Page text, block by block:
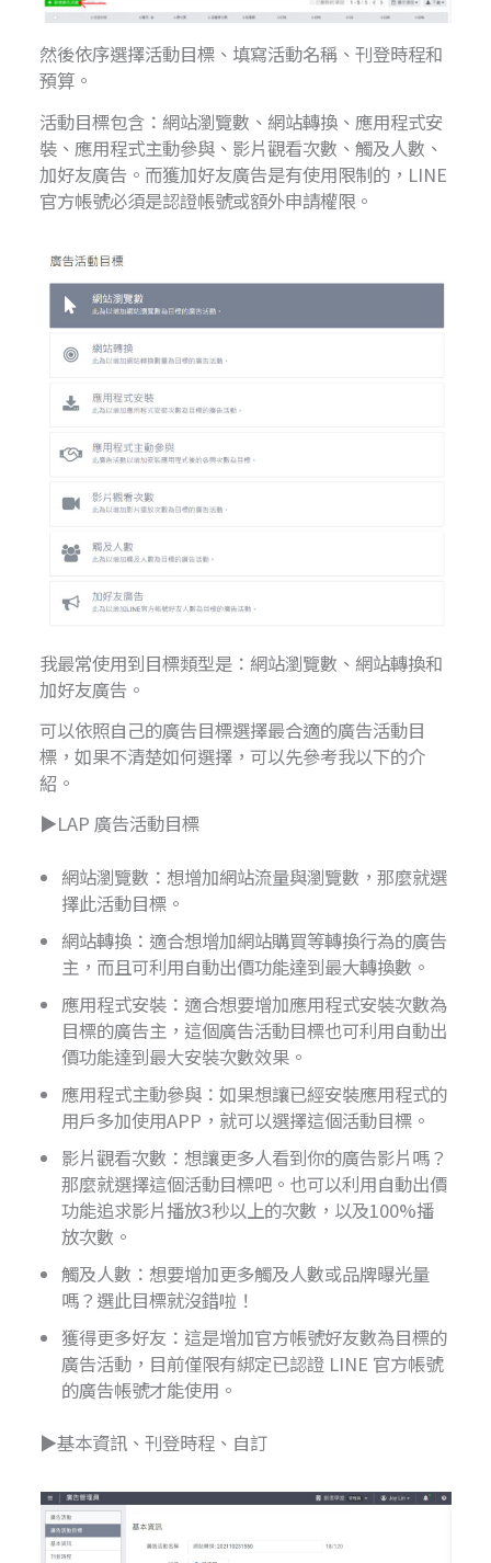
然後依序選擇活動目標、填寫活動名稱、刊登時程和
預算。
活動目標包含：網站瀏覽數、網站轉換、應用程式安
裝、應用程式主動參與、影片觀看次數、觸及人數、
加好友廣告。而獲加好友廣告是有使用限制的，LINE
官方帳號必須是認證帳號或額外申請權限。
我最常使用到目標類型是：網站瀏覽數、網站轉換和
加好友廣告。
可以依照自己的廣告目標選擇最合適的廣告活動目
標，如果不清楚如何選擇，可以先參考我以下的介
紹。
▶LAP 廣告活動目標
網站瀏覽數：想增加網站流量與瀏覽數，那麼就選
擇此活動目標。
網站轉換：適合想增加網站購買等轉換行為的廣告
主，而且可利用自動出價功能達到最大轉換數。
應用程式安裝：適合想要增加應用程式安裝次數為
目標的廣告主，這個廣告活動目標也可利用自動出
價功能達到最大安裝次數效果。
應用程式主動參與：如果想讓已經安裝應用程式的
用戶多加使用APP，就可以選擇這個活動目標。
影片觀看次數：想讓更多人看到你的廣告影片嗎？
那麼就選擇這個活動目標吧。也可以利用自動出價
功能追求影片播放3秒以上的次數，以及100%播
放次數。
觸及人數：想要增加更多觸及人數或品牌曝光量
嗎？選此目標就沒錯啦！
獲得更多好友：這是增加官方帳號好友數為目標的
廣告活動，目前僅限有綁定已認證 LINE 官方帳號
的廣告帳號才能使用。
▶基本資訊、刊登時程、自訂